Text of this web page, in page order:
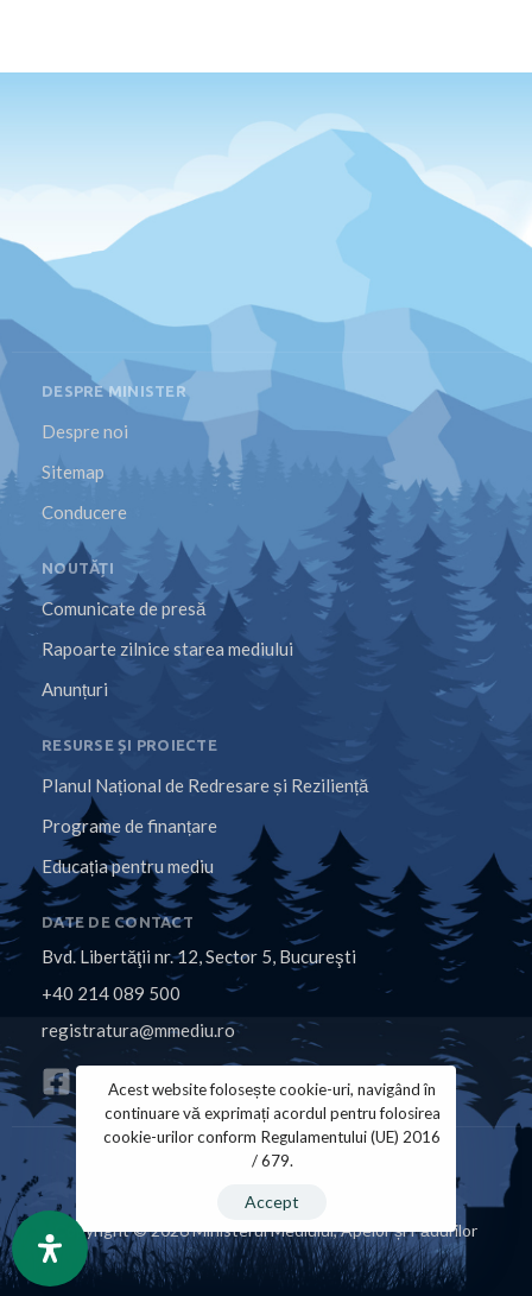
DESPRE MINISTER
Despre noi
Sitemap
Conducere
NOUTĂȚI
Comunicate de presă
Rapoarte zilnice starea mediului
Anunțuri
RESURSE ȘI PROIECTE
Planul Național de Redresare și Reziliență
Programe de finanțare
Educația pentru mediu
DATE DE CONTACT
Bvd. Libertăţii nr. 12, Sector 5, Bucureşti
+40 214 089 500
registratura@mmediu.ro
Copyright © 2026 Ministerul Mediului, Apelor și Pădurilor
Acest website folosește cookie-uri, navigând în
continuare vă exprimați acordul pentru folosirea
cookie-urilor conform Regulamentului (UE) 2016
/ 679.
Accept